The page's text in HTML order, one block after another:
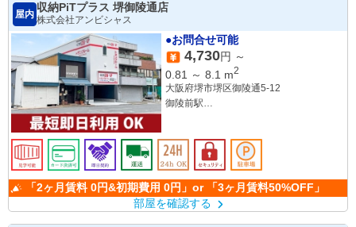
屋内
収納PiTプラス 堺御陵通店
株式会社アンビシャス
●お問合せ可能
4,730円 ～
0.81
～ 8.1 m2
大阪府堺市堺区御陵通5-12
御陵前駅
「2ヶ月賃料 0円&初期費用 0円」or 「3ヶ月賃料50%OFF」
部屋を確認する